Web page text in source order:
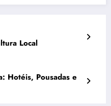
Local
Hotéis, Pousadas e